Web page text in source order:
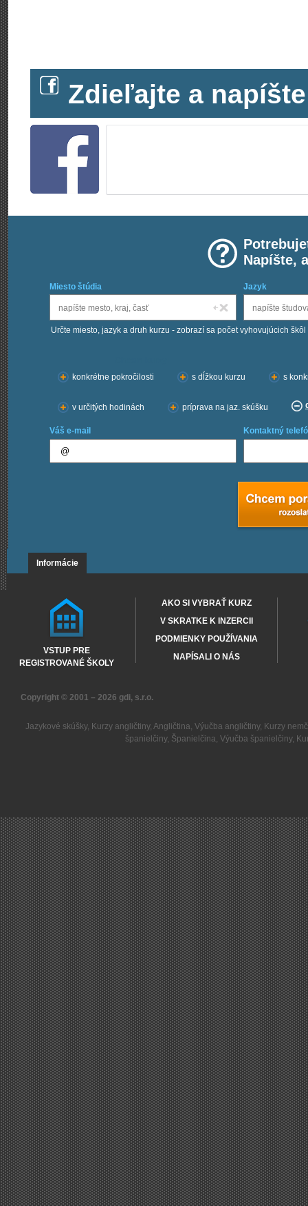
Zdieľajte a
Napíšte,
Miesto štúdia Jazyk
Určte miesto, jazyk a druh kurzu - zobrazí sa počet vyhovujúcich škôl
konkrétne pokročilosti
s dĺžkou kurzu s
v určitých hodinách príprava na jaz. skúšku
Váš e-mail Kontaktný
Informácie
VSTUP PRE
REGISTROVANÉ ŠKOLY
AKO SI VYBRAŤ KURZ
V SKRATKE K INZERCII
PODMIENKY POUŽÍVANIA
NAPÍSALI O NÁS
Copyright © 2001 – 2026 gdi, s.r.o.
Jazykové skúšky, Kurzy angličtiny, Angličtina, Výučba angličtiny, Kurzy
španielčiny, Španielčina, Výučba španielčiny,